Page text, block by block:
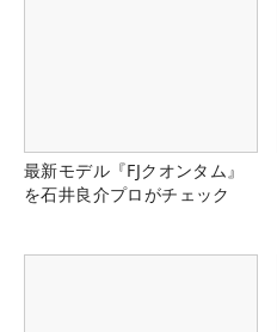
最新モデル『FJクオンタム』
を石井良介プロがチェック